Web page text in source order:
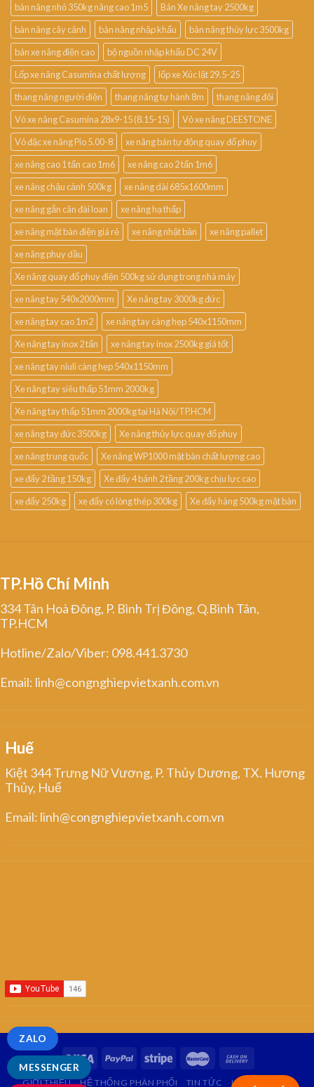
bàn nâng nhỏ 350kg nâng cao 1m5
Bán Xe nâng tay 2500kg
bàn nâng cây cảnh
bàn nâng nhập khẩu
bàn nâng thủy lực 3500kg
bán xe nâng điện cao
bộ nguồn nhập khẩu DC 24V
Lốp xe nâng Casumina chất lượng
lốp xe Xúc lật 29.5-25
thang nâng người điện
thang nâng tự hành 8m
thang nâng đôi
Vỏ xe nâng Casumina 28x9-15 (8.15-15)
Vỏ xe nâng DEESTONE
Vỏ đặc xe nâng Pio 5.00-8
xe nâng bán tự động quay đổ phuy
xe nâng cao 1 tấn cao 1m6
xe nâng cao 2 tấn 1m6
xe nâng chậu cảnh 500kg
xe nâng dài 685x1600mm
xe nâng gắn cân đài loan
xe nâng hạ thấp
xe nâng mặt bàn điện giá rẻ
xe nâng nhật bản
xe nâng pallet
xe nâng phuy dầu
Xe nâng quay đổ phuy điện 500kg sử dụng trong nhà máy
xe nâng tay 540x2000mm
Xe nâng tay 3000kg đức
xe nâng tay cao 1m2
xe nâng tay càng hẹp 540x1150mm
Xe nâng tay inox 2 tấn
xe nâng tay inox 2500kg giá tốt
xe nâng tay niuli càng hẹp 540x1150mm
Xe nâng tay siêu thấp 51mm 2000kg
Xe nâng tay thấp 51mm 2000kg tại Hà Nội/TP.HCM
xe nâng tay đức 3500kg
Xe nâng thủy lực quay đổ phuy
xe nâng trung quốc
Xe nâng WP1000 mặt bàn chất lượng cao
xe đẩy 2 tầng 150kg
Xe đẩy 4 bánh 2 tầng 200kg chịu lực cao
xe đẩy 250kg
xe đẩy có lòng thép 300kg Xe đẩy hàng 500kg mặt bàn
TP.Hồ Chí Minh
334 Tân Hoà Đông, P. Bình Trị Đông, Q.Bình Tân,
TP.HCM
Hotline/Zalo/Viber: 098.441.3730
Email: linh@congnghiepvietxanh.com.vn
Huế
Kiệt 344 Trưng Nữ Vương, P. Thủy Dương, TX. Hương
Thủy, Huế
Email: linh@congnghiepvietxanh.com.vn
GIỚI THIỆU HỆ THỐNG PHÂN PHỐI TIN TỨC LIÊN HỆ
MESSENGER
ZALO